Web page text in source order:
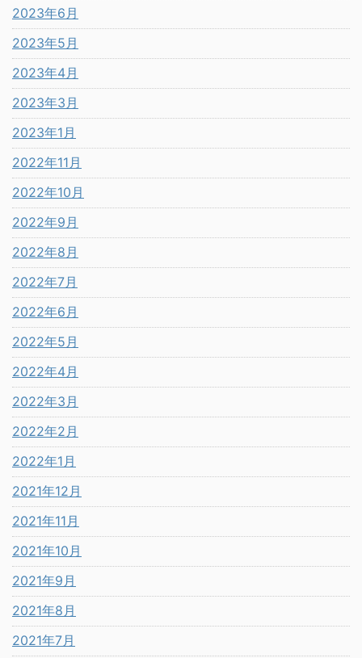
2023年6月
2023年5月
2023年4月
2023年3月
2023年1月
2022年11月
2022年10月
2022年9月
2022年8月
2022年7月
2022年6月
2022年5月
2022年4月
2022年3月
2022年2月
2022年1月
2021年12月
2021年11月
2021年10月
2021年9月
2021年8月
2021年7月